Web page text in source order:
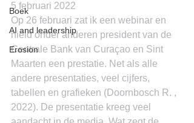
Boek
AI and leadership
Erosion
5 februari 2022
Op 26 februari zat ik een webinar en
hield onder anderen president van de
Centrale Bank van Curaçao en Sint
Maarten een prestatie. Net als alle
andere presentaties, veel cijfers,
tabellen en grafieken (Doornbosch R. ,
2022). De presentatie kreeg veel